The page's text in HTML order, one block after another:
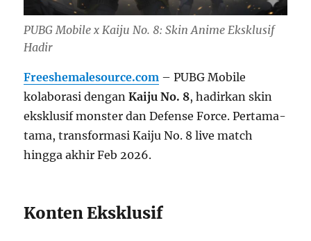
PUBG Mobile x Kaiju No. 8: Skin Anime Eksklusif
Hadir
Freeshemalesource.com – PUBG Mobile
kolaborasi denganKaiju No. 8, hadirkan skin
eksklusif monster dan Defense Force. Pertama-
tama, transformasi Kaiju No. 8 live match
hingga akhir Feb 2026.
Konten Eksklusif